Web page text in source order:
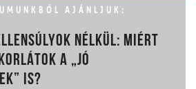
AJÁNLJUK:
NÉLKÜL: MIÉRT
A „JÓ
IS?